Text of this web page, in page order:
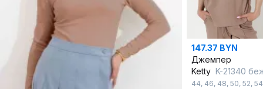
147.37 BYN
Джемпер
Ketty K-21340
44, 46, 48, 50, 52, 54